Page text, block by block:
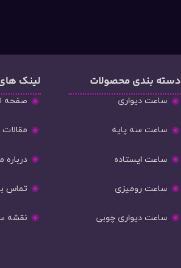
دسته‌ بندی محصولات
ساعت دیواری
ساعت سه پایه
ساعت ایستاده
ساعت رومیزی
ساعت دیواری چوبی
لینک
صفحه
مقالات
درباره
تماس
نقشه